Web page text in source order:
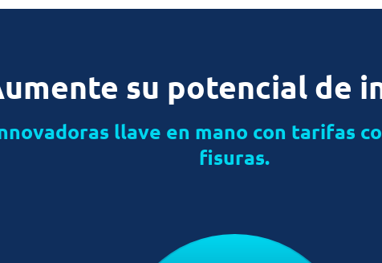
su potencial de
llave en mano con tarifas
fisuras.